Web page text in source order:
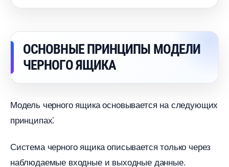
ОСНОВНЫЕ ПРИНЦИПЫ МОДЕЛИ
ЧЕРНОГО ЯЩИКА
Модель черного ящика основывается на следующих
принципах⁚
Система черного ящика описывается только через
наблюдаемые входные и выходные данные.​